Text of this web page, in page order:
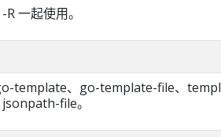
一起使用。
template、go-template-file、
file。